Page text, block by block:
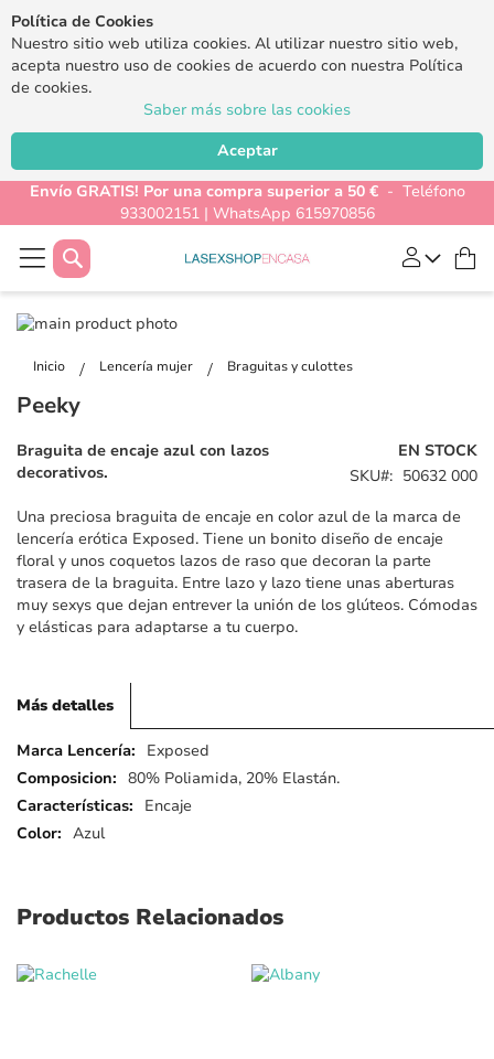
Política de Cookies
Nuestro sitio web utiliza cookies. Al utilizar nuestro sitio web,
acepta nuestro uso de cookies de acuerdo con nuestra Política
de cookies.
Saber más sobre las cookies
Aceptar
Envío GRATIS! Por una compra superior a 50 €- Teléfono
933002151 | WhatsApp 615970856
Buscar
Inicio Lencería mujer Braguitas y culottes
Saltar
final
la
de
imágenes
de
galería
de
Peeky
EN STOCK
SKU
50632 000
Braguita de encaje azul con lazos
decorativos.
Una preciosa braguita de encaje en color azul de la marca de
lencería erótica Exposed. Tiene un bonito diseño de encaje
floral y unos coquetos lazos de raso que decoran la parte
trasera de la braguita. Entre lazo y lazo tiene unas aberturas
muy sexys que dejan entrever la unión de los glúteos. Cómodas
y elásticas para adaptarse a tu cuerpo.
Más detalles
Más
detalles
Exposed
80% Poliamida, 20% Elastán.
Encaje
Azul
Productos Relacionados